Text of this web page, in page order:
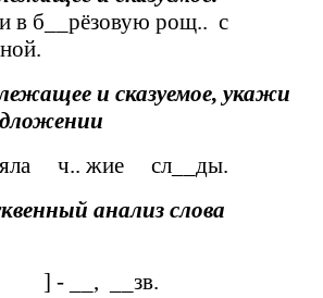
в б__рёзовую рощ.. с
и сказуемое, укажи
ч.. жие сл__ды.
анализ слова
__, __зв.